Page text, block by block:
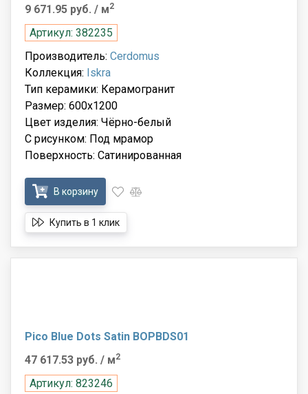
9 671.95 руб. / м2
Артикул: 382235
Производитель: Cerdomus
Коллекция: Iskra
Тип керамики: Керамогранит
Размер: 600x1200
Цвет изделия: Чёрно-белый
С рисунком: Под мрамор
Поверхность: Сатинированная
В корзину
Купить в 1 клик
Pico Blue Dots Satin BOPBDS01
47 617.53 руб. / м2
Артикул: 823246